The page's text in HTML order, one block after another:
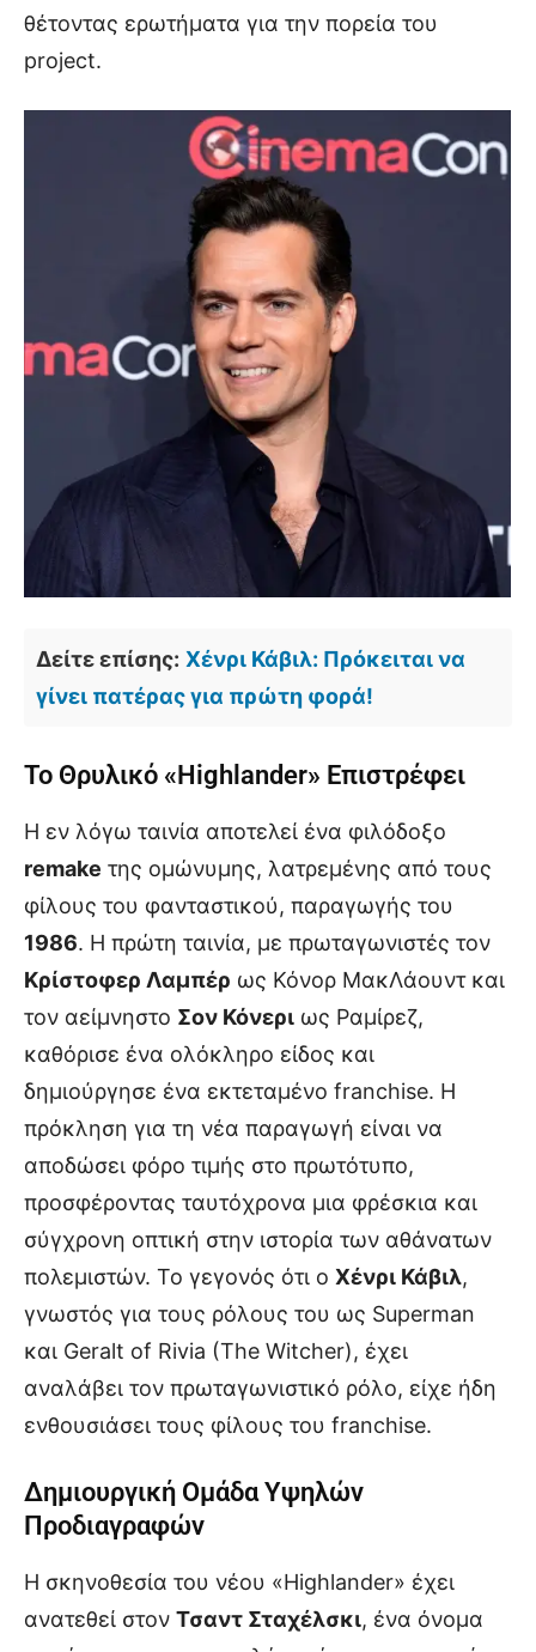
θέτοντας ερωτήματα για την πορεία του
project.
Δείτε επίσης: Χένρι Κάβιλ: Πρόκειται να
γίνει πατέρας για πρώτη φορά!
Το Θρυλικό «Highlander» Επιστρέφει
Η εν λόγω ταινία αποτελεί ένα φιλόδοξο
remake της ομώνυμης, λατρεμένης από τους
φίλους του φανταστικού, παραγωγής του
1986. Η πρώτη ταινία, με πρωταγωνιστές τον
Κρίστοφερ Λαμπέρ ως Κόνορ ΜακΛάουντ και
τον αείμνηστο Σον Κόνερι ως Ραμίρεζ,
καθόρισε ένα ολόκληρο είδος και
δημιούργησε ένα εκτεταμένο franchise. Η
πρόκληση για τη νέα παραγωγή είναι να
αποδώσει φόρο τιμής στο πρωτότυπο,
προσφέροντας ταυτόχρονα μια φρέσκια και
σύγχρονη οπτική στην ιστορία των αθάνατων
πολεμιστών. Το γεγονός ότι ο Χένρι Κάβιλ,
γνωστός για τους ρόλους του ως Superman
και Geralt of Rivia (The Witcher), έχει
αναλάβει τον πρωταγωνιστικό ρόλο, είχε ήδη
ενθουσιάσει τους φίλους του franchise.
Δημιουργική Ομάδα Υψηλών
Προδιαγραφών
Η σκηνοθεσία του νέου «Highlander» έχει
ανατεθεί στον Τσαντ Σταχέλσκι, ένα όνομα